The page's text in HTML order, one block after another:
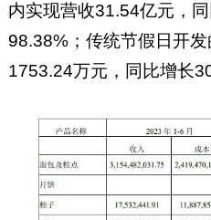
内实现营收31.54亿元，
98.38%；传统节假日开
1753.24万元，同比增长